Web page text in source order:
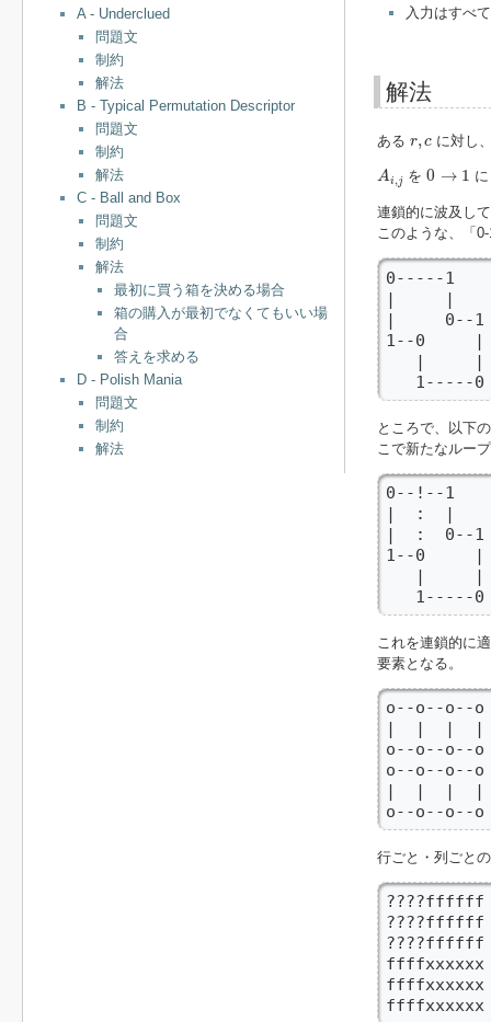
A - Underclued
問題文
制約
解法
B - Typical Permutation Descriptor
問題文
制約
解法
C - Ball and Box
問題文
制約
解法
最初に買う箱を決める場合
箱の購入が最初でなくてもいい場
合
答えを求める
D - Polish Mania
問題文
制約
解法
入力はすべ
解法
ある r,c
r, c に対し
Ai,j
Ai を0 → 1
0 →1
連鎖的に波及し
このような、「
0-----1
|     |
|     0--
1--0
|     |
1-----0
ところで、以下
こで新たなルー
0--!--1
|  :  |
|  :  0--
1--0
|     |
1-----0
これを連鎖的に
要素となる。
o--o--o--o
|  |  |  |
o--o--o--o
o--o--o--o
|  |  |  |
o--o--o--o
行ごと・列ごと
????ffffff
????ffffff
????ffffff
ffffxxxxxx
ffffxxxxxx
ffffxxxxxx